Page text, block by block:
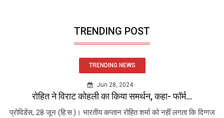
TRENDING POST
TRENDING NEWS
Jun 28, 2024
रोहित ने विराट कोहली का किया समर्थन, कहा- फॉर्म...
प्रोविडेंस, 28 जून (हि.स.)। भारतीय कप्तान रोहित शर्मा को नहीं लगता कि दिग्गज